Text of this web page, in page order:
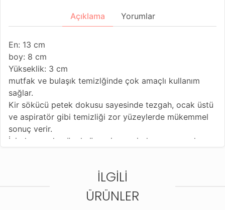
Açıklama Yorumlar
En: 13 cm
boy: 8 cm
Yükseklik: 3 cm
mutfak ve bulaşık temizlğinde çok amaçlı kullanım
sağlar.
Kir sökücü petek dokusu sayesinde tezgah, ocak üstü
ve aspiratör gibi temizliği zor yüzeylerde mükemmel
sonuç verir.
İçinde yer alan özel süngeri sayesinde suyu anında
Hassas yüzeylerde kullanmadan önce yüzeyin bir
Yumuşatıcı ve çamaşır suyu gibi kimyasallarla birlikte
İLGILI
ÜRÜNLER